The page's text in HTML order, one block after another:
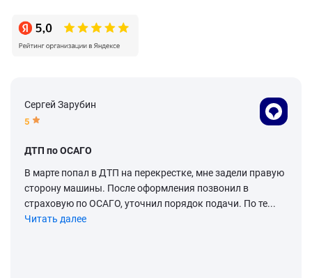
Сергей Зарубин
5
ДТП по ОСАГО
В марте попал в ДТП на перекрестке, мне задели правую
сторону машины. После оформления позвонил в
страховую по ОСАГО, уточнил порядок подачи. По те...
Читать далее